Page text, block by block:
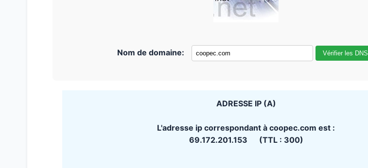
Nom de domaine: Vérifier les DNS
ADRESSE IP (A)
L'adresse ip correspondant à coopec.com est :
69.172.201.153 (TTL : 300)